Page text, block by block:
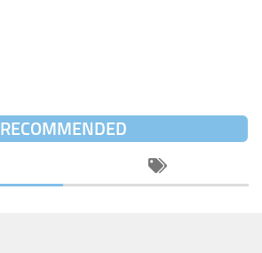
RECOMMENDED